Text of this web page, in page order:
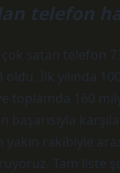
telefon
çok satan telefon
İlk yılında
toplamda 160
başarısıyla
yakın rakibiyle
Tam liste